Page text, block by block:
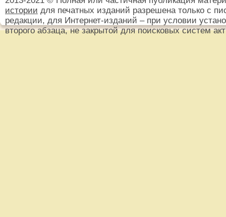
истории для печатных изданий разрешена только с
редакции, для Интернет-изданий – при условии
второго абзаца, не закрытой для поисковых систем